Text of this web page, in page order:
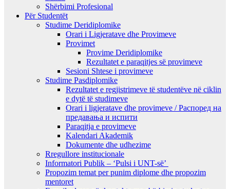
Shërbimi Profesional
Për Studentët
Studime Deridiplomike
Orari i Ligjeratave dhe Provimeve
Provimet
Provime Deridiplomike
Rezultatet e paraqitjes së provimeve
Sesioni Shtese i provimeve
Studime Pasdiplomike
Rezultatet e regjistrimeve të studentëve në ciklin
e dytë të studimeve
Orari i ligjeratave dhe provimeve / Распоред на
предавањa и испити
Paraqitja e provimeve
Kalendari Akademik
Dokumente dhe udhezime
Rregullore institucionale
Informatori Publik – ‘Pulsi i UNT-së’
Propozim temat per punim diplome dhe propozim
mentoret